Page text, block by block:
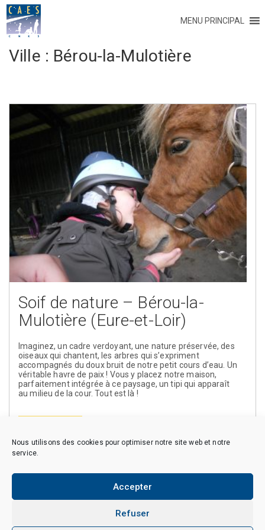
Nous utilisons des cookies pour optimiser notre site web et notre
service.
Accepter
Refuser
MENU PRINCIPAL
Ville : Bérou-la-Mulotière
Soif de nature – Bérou-la-
Mulotière (Eure-et-Loir)
Imaginez, un cadre verdoyant, une nature préservée, des
oiseaux qui chantent, les arbres qui s’expriment
accompagnés du doux bruit de notre petit cours d’eau. Un
véritable havre de paix ! Vous y placez notre maison,
parfaitement intégrée à ce paysage, un tipi qui apparaît
au milieu de la cour. Tout est là !
Copyright © 2026 CAES du CNRS. Tous droits réservés.
Politique de cookies (EU)
Politique de confidentialité
Mentions Légales et Politique des données personnelles